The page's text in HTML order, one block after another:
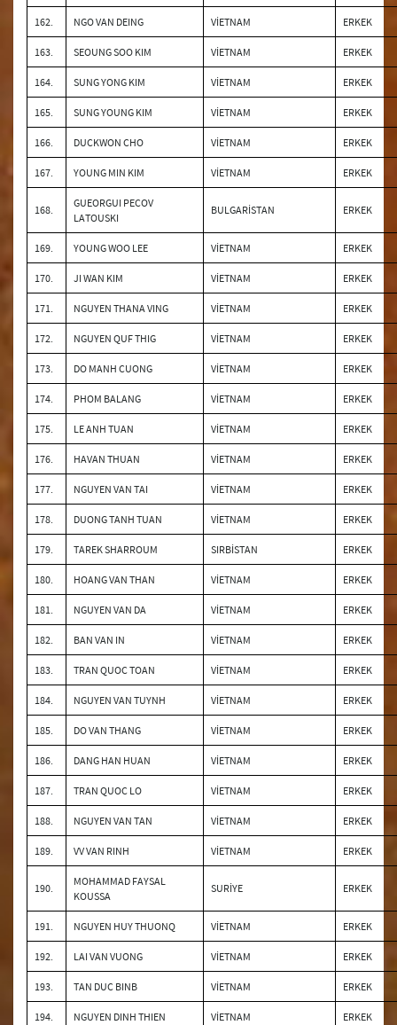
162. NGO VAN DEING VİETNAM ERKEK
163. SEOUNG SOO KIM VİETNAM ERKEK
164. SUNG YONG KIM VİETNAM ERKEK
165. SUNG YOUNG KIM VİETNAM ERKEK
166. DUCKWON CHO VİETNAM ERKEK
167. YOUNG MIN KIM VİETNAM ERKEK
168.
GUEORGUI PECOV
LATOUSKI
BULGARİSTAN ERKEK
169. YOUNG WOO LEE VİETNAM ERKEK
170. JI WAN KIM VİETNAM ERKEK
171. NGUYEN THANA VING VİETNAM ERKEK
172. NGUYEN QUF THIG VİETNAM ERKEK
173. DO MANH CUONG VİETNAM ERKEK
174. PHOM BALANG VİETNAM ERKEK
175. LE ANH TUAN VİETNAM ERKEK
176. HAVAN THUAN VİETNAM ERKEK
177. NGUYEN VAN TAI VİETNAM ERKEK
178. DUONG TANH TUAN VİETNAM ERKEK
179. TAREK SHARROUM SIRBİSTAN ERKEK
180. HOANG VAN THAN VİETNAM ERKEK
181. NGUYEN VAN DA VİETNAM ERKEK
182. BAN VAN IN VİETNAM ERKEK
183. TRAN QUOC TOAN VİETNAM ERKEK
184. NGUYEN VAN TUYNH VİETNAM ERKEK
185. DO VAN THANG VİETNAM ERKEK
186. DANG HAN HUAN VİETNAM ERKEK
187. TRAN QUOC LO VİETNAM ERKEK
188. NGUYEN VAN TAN VİETNAM ERKEK
189. VV VAN RINH VİETNAM ERKEK
190.
MOHAMMAD FAYSAL
KOUSSA
SURİYE ERKEK
191. NGUYEN HUY THUONQ VİETNAM ERKEK
192. LAI VAN VUONG VİETNAM ERKEK
193. TAN DUC BINB VİETNAM ERKEK
194. NGUYEN DINH THIEN VİETNAM ERKEK